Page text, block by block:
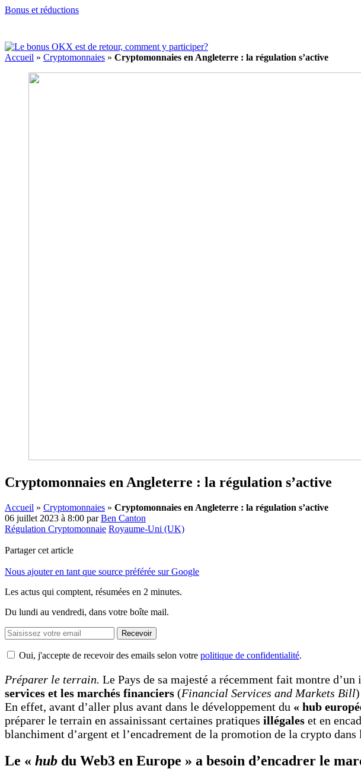
Bonus et réductions
Accueil » Cryptomonnaies » Cryptomonnaies en Angleterre : la régulation s’active
Cryptomonnaies en Angleterre : la régulation s’active
Accueil » Cryptomonnaies » Cryptomonnaies en Angleterre : la régulation s’active
06 juillet 2023 à 8:00 parBen Canton
Régulation Cryptomonnaie Royaume-Uni (UK)
Partager cet article
Nous ajouter en tant que source préférée sur Google
Les actus qui comptent, résumées en 2 minutes.
Du lundi au vendredi, dans votre boîte mail.
Recevoir
Oui, j'accepte de recevoir des emails selon votre politique de confidentialité.
Préparer le terrain. Le Pays de sa majesté a récemment fait montre
services et les marchés financiers (Financial Services and Markets Bill
En effet, avant d’aller plus avant dans le développement du « hub
préparer le terrain en assainissant certaines pratiques illégales et en
blanchiment d’argent et l’encadrement de la promotion de la crypto dans
Le « hub du Web3 en Europe » a besoin d’encadrer le